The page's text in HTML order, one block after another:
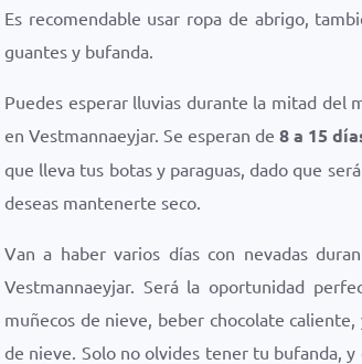
Es recomendable usar ropa de abrigo,
guantes y bufanda.
Puedes esperar lluvias durante la mitad del
en Vestmannaeyjar. Se esperan de8 a 15
que lleva tus botas y paraguas, dado que
deseas mantenerte seco.
Van a haber varios días con nevadas
Vestmannaeyjar. Será la oportunidad
muñecos de nieve, beber chocolate
de nieve. Solo no olvides tener tu bufanda, y